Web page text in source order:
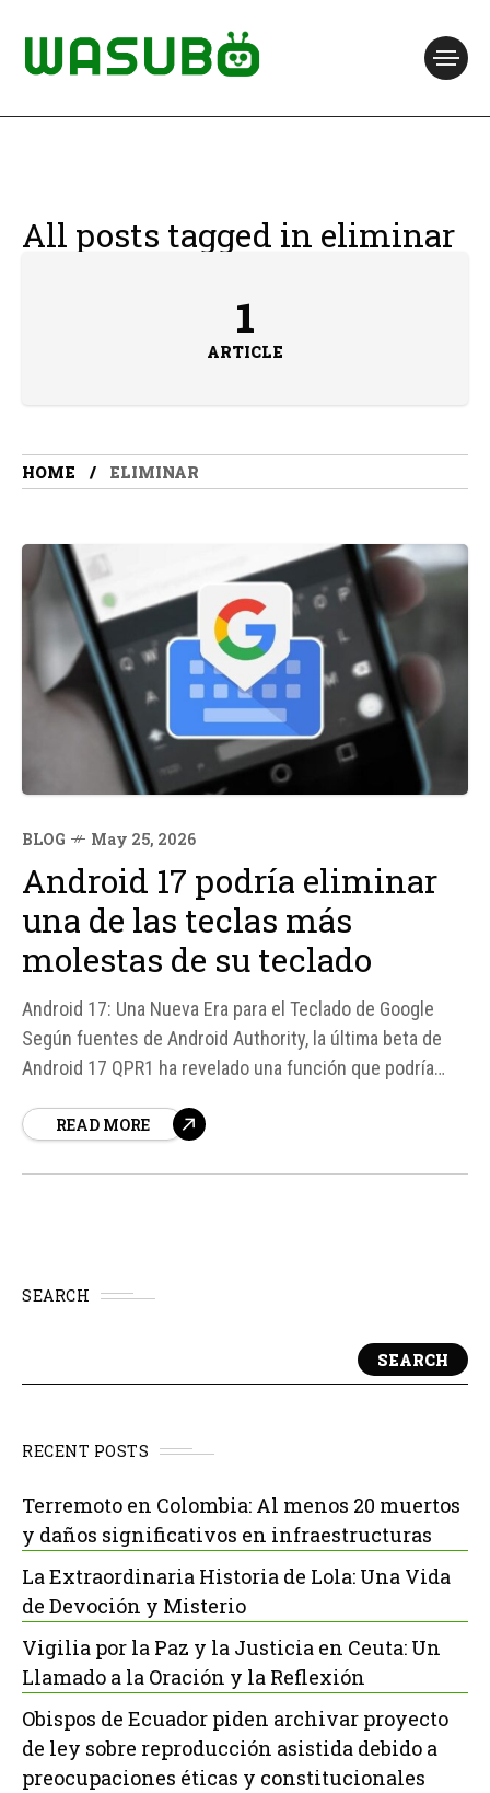
All posts tagged in eliminar
1
ARTICLE
HOME ELIMINAR
BLOG May 25, 2026
Android 17 podría eliminar
una de las teclas más
molestas de su teclado
Android 17: Una Nueva Era para el Teclado de Google
Según fuentes de Android Authority, la última beta de
Android 17 QPR1 ha revelado una función que podría
teclado en dispositivos Android. La noticia se centra en
READ MORE
SEARCH
SEARCH
RECENT POSTS
Terremoto en Colombia: Al menos 20 muertos
y daños significativos en infraestructuras
La Extraordinaria Historia de Lola: Una Vida
de Devoción y Misterio
Vigilia por la Paz y la Justicia en Ceuta: Un
Llamado a la Oración y la Reflexión
Obispos de Ecuador piden archivar proyecto
de ley sobre reproducción asistida debido a
preocupaciones éticas y constitucionales